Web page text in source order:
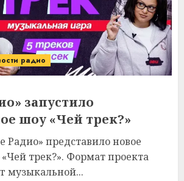
радио
запустило
шоу «Чей трек?»
Радио» представило новое
трек?». Формат проекта
музыкальной...